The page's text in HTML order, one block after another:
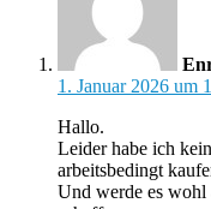
1. Januar 2026 um
Hallo.
Leider habe ich
arbeitsbedingt
Und werde es wohl